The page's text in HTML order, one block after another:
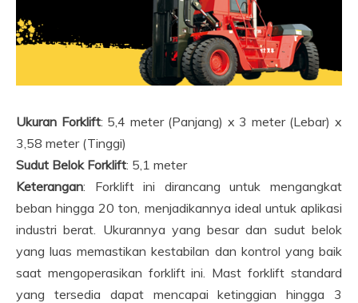
Ukuran Forklift: 5,4 meter (Panjang) x 3 meter (Lebar) x
3,58 meter (Tinggi)
Sudut Belok Forklift: 5,1 meter
Keterangan: Forklift ini dirancang untuk mengangkat
beban hingga 20 ton, menjadikannya ideal untuk aplikasi
industri berat. Ukurannya yang besar dan sudut belok
yang luas memastikan kestabilan dan kontrol yang baik
saat mengoperasikan forklift ini. Mast forklift standard
yang tersedia dapat mencapai ketinggian hingga 3